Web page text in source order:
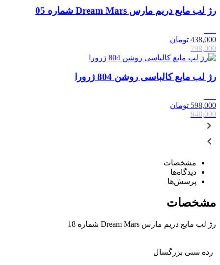
رژ لب مایع دریم مارس Dream Mars شماره 05
438,000 تومان
798,000
رژ لب مایع کالباسی روشن 804 ژرورا
598,000 تومان
948,000
مشخصات
دیدگاه‌ها
پرسش‌ها
مشخصات
رژ لب مایع دریم مارس Dream Mars شماره 18
رده سنی بزرگسال